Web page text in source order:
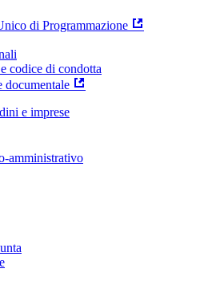
di Programmazione
codice di condotta
documentale
e imprese
amministrativo